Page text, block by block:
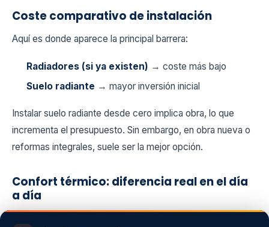
Coste comparativo de instalación
Aquí es donde aparece la principal barrera:
Radiadores (si ya existen) → coste más bajo
Suelo radiante → mayor inversión inicial
Instalar suelo radiante desde cero implica obra, lo que
incrementa el presupuesto. Sin embargo, en obra nueva o
reformas integrales, suele ser la mejor opción.
Confort térmico: diferencia real en el día
a día